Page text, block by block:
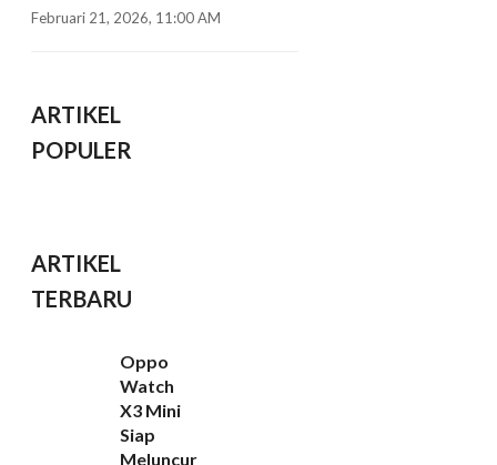
Februari 21, 2026, 11:00 AM
ARTIKEL
POPULER
ARTIKEL
TERBARU
Oppo
Watch
X3 Mini
Siap
Meluncur